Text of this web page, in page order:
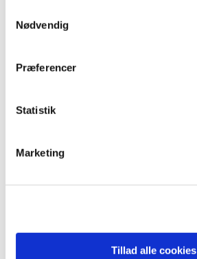
Nødvendig
Præferencer
Statistik
Marketing
Tillad alle cookies
2009 (13)
2007 (3)
2005 (2)
Relateret indhold